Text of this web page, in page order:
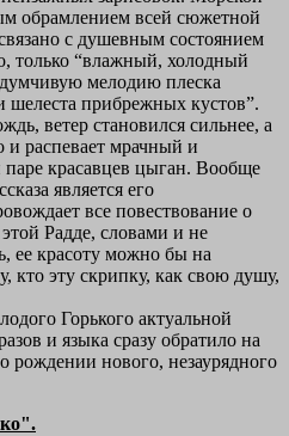
обрамлением всей сюжетной
с душевным состоянием
только “влажный, холодный
мелодию плеска
шелеста прибрежных кустов”.
ветер становился сильнее, а
и распевает мрачный и
красавцев цыган. Вообще
является его
все повествование о
Радде, словами и не
ее красоту можно бы на
кто эту скрипку, как свою душу,
Горького актуальной
и языка сразу обратило на
рождении нового, незаурядного